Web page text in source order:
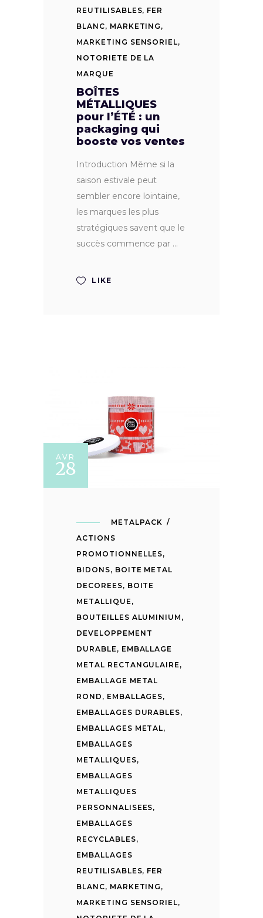
REUTILISABLES, FER
BLANC, MARKETING ,
MARKETING SENSORIEL,
NOTORIETE DE LA
MARQUE
BOÎTES
MÉTALLIQUES
pour l’ÉTÉ : un
packaging qui
booste vos ventes
Introduction Même si la
saison estivale peut
sembler encore lointaine,
les marques les plus
stratégiques savent que le
succès commence par
LIKE
AVR
28
METALPACK
ACTIONS
PROMOTIONNELLES,
BIDONS, BOITE METAL
DECOREES, BOITE
METALLIQUE ,
BOUTEILLES ALUMINIUM ,
DEVELOPPEMENT
DURABLE , EMBALLAGE
METAL RECTANGULAIRE ,
EMBALLAGE METAL
ROND , EMBALLAGES,
EMBALLAGES DURABLES,
EMBALLAGES METAL,
EMBALLAGES
METALLIQUES,
EMBALLAGES
METALLIQUES
PERSONNALISEES,
EMBALLAGES
RECYCLABLES,
EMBALLAGES
REUTILISABLES, FER
BLANC, MARKETING ,
MARKETING SENSORIEL,